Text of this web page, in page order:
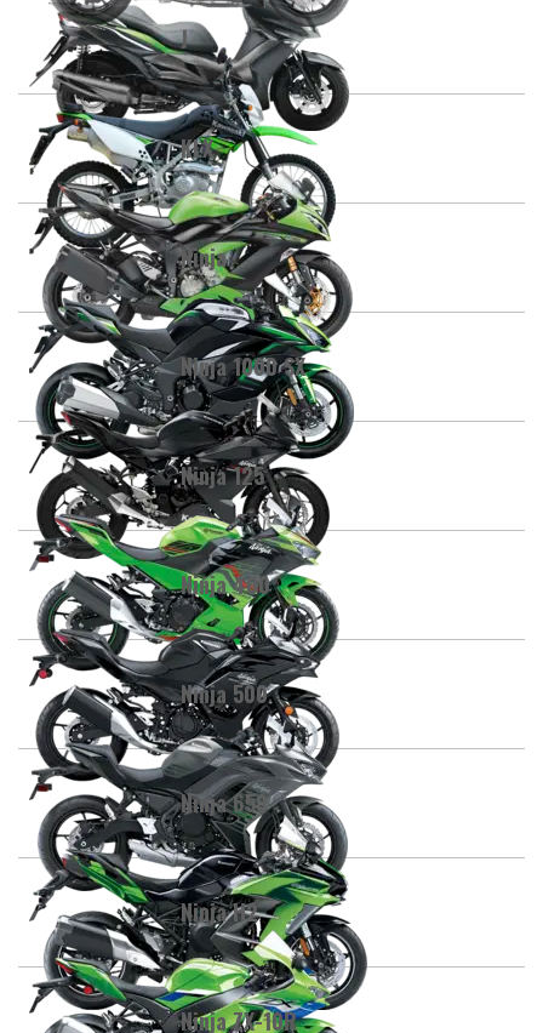
J
KLX
Ninja
Ninja 1000 SX
Ninja 125
Ninja 400
Ninja 500
Ninja 650
Ninja H2
Ninja ZX-10R